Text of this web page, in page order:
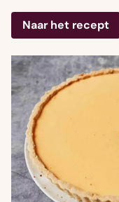
Naar het recept